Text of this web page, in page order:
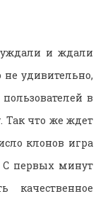
и ждали
не удивительно,
в
Так что же ждет
клонов игра
С первых минут
качественное